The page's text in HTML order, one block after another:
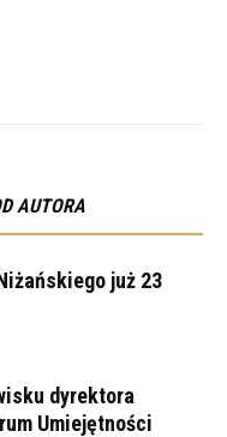
AUTORA
już 23
dyrektora
Umiejętności